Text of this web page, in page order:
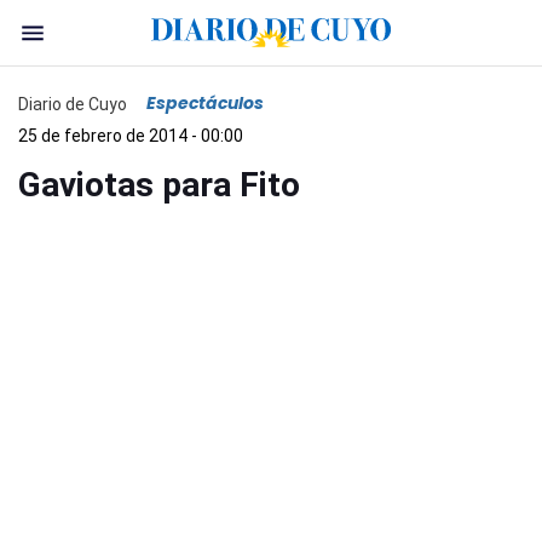
Diario de Cuyo Espectáculos
25 de febrero de 2014 - 00:00
Gaviotas para Fito